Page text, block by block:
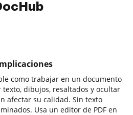
como trabajar en un documento
texto, dibujos, resaltados y ocultar
afectar su calidad. Sin texto
Usa un editor de PDF en